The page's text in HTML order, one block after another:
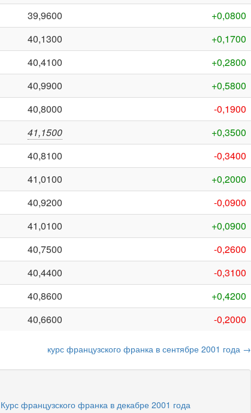
39,9600
+0,0800
40,1300
+0,1700
40,4100
+0,2800
40,9900
+0,5800
40,8000
-0,1900
41,1500
+0,3500
40,8100
-0,3400
41,0100
+0,2000
40,9200
-0,0900
41,0100
+0,0900
40,7500
-0,2600
40,4400
-0,3100
40,8600
+0,4200
40,6600 -0,2000
курс французского франка в сентябре 2001 года →
Курс французского франка в декабре 2001 года